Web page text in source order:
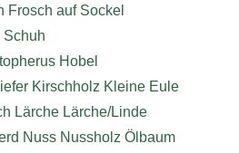
Frosch auf Sockel
Schuh
Hobel
Kirschholz Kleine Eule
Lärche Lärche/Linde
Nuss Nussholz Ölbaum